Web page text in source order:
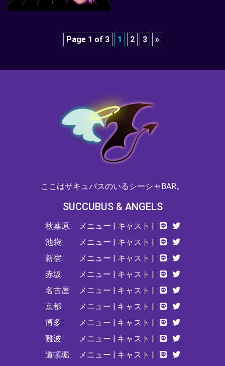
Page 1 of 3 1 2 3 »
ここはサキュバスのいるシーシャBAR。
SUCCUBUS & ANGELS
秋葉原:
池袋:
新宿:
赤坂:
名古屋:
京都:
博多:
難波:
道頓堀:
メニュー | キャスト |
メニュー | キャスト |
メニュー | キャスト |
メニュー | キャスト |
メニュー | キャスト |
メニュー | キャスト |
メニュー | キャスト |
メニュー | キャスト |
メニュー | キャスト |